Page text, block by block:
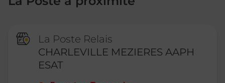
La Poste Relais
CHARLEVILLE MEZIERES AAPH
ESAT